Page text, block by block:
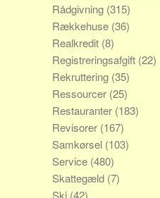
Rådgivning (315)
Rækkehuse (36)
Realkredit (8)
Registreringsafgift (22)
Rekruttering (35)
Ressourcer (25)
Restauranter (183)
Revisorer (167)
Samkørsel (103)
Service (480)
Skattegæld (7)
Ski (42)